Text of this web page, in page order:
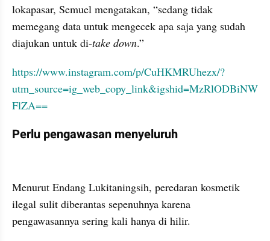
lokapasar, Semuel mengatakan, “sedang tidak
memegang data untuk mengecek apa saja yang sudah
diajukan untuk di-take down.”
https://www.instagram.com/p/CuHKMRUhezx/?
utm_source=ig_web_copy_link&igshid=MzRlODBiNW
FlZA==
Perlu pengawasan menyeluruh
Menurut Endang Lukitaningsih, peredaran kosmetik
ilegal sulit diberantas sepenuhnya karena
pengawasannya sering kali hanya di hilir.